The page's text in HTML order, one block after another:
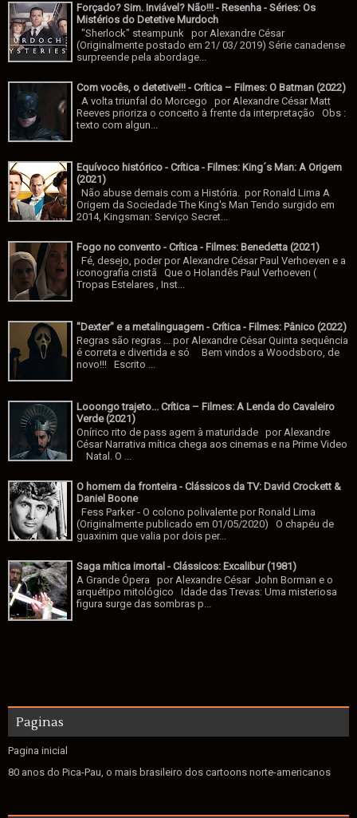
Forçado? Sim. Inviável? Não!!! - Resenha - Séries: Os
Mistérios do Detetive Murdoch
"Sherlock" steampunk por Alexandre César
(Originalmente postado em 21/ 03/ 2019) Série canadense
surpreende pela abordage...
Com vocês, o detetive!!! - Crítica – Filmes: O Batman (2022)
A volta triunfal do Morcego por Alexandre César Matt
Reeves prioriza o conceito à frente da interpretação Obs :
texto com algun...
Equívoco histórico - Crítica - Filmes: King´s Man: A Origem
(2021)
Não abuse demais com a História. por Ronald Lima A
Origem da Sociedade The King's Man Tendo surgido em
2014, Kingsman: Serviço Secret...
Fogo no convento - Crítica - Filmes: Benedetta (2021)
Fé, desejo, poder por Alexandre César Paul Verhoeven e a
iconografia cristã Que o Holandês Paul Verhoeven (
Tropas Estelares , Inst...
"Dexter" e a metalinguagem - Crítica - Filmes: Pânico (2022)
Regras são regras ... por Alexandre César Quinta sequência
é correta e divertida e só Bem vindos a Woodsboro, de
novo!!! Escrito ...
Looongo trajeto... Crítica – Filmes: A Lenda do Cavaleiro
Verde (2021)
Onírico rito de pass agem à maturidade por Alexandre
César Narrativa mítica chega aos cinemas e na Prime Video
Natal. O ...
O homem da fronteira - Clássicos da TV: David Crockett &
Daniel Boone
Fess Parker - O colono polivalente por Ronald Lima
(Originalmente publicado em 01/05/2020) O chapéu de
guaxinim que valia por dois per...
Saga mítica imortal - Clássicos: Excalibur (1981)
A Grande Ópera por Alexandre César John Borman e o
arquétipo mitológico Idade das Trevas: Uma misteriosa
figura surge das sombras p...
Paginas
Pagina inicial
80 anos do Pica-Pau, o mais brasileiro dos cartoons norte-americanos